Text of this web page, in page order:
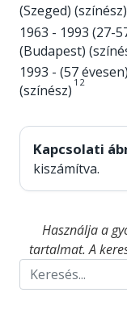
(Szeged) (színész)
1963 - 1993 (27-
(Budapest)
1993 - (57 évesen)
(színész) 1 2
Kapcsolati
kiszámítva.
Használja a
tartalmat. A